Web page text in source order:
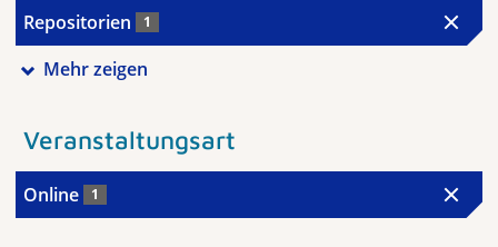
Repositorien 1
Mehr zeigen
Veranstaltungsart
Online 1